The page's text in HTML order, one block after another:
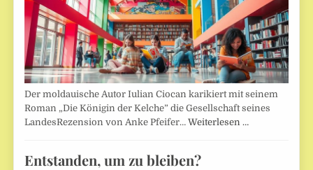
Der moldauische Autor Iulian Ciocan karikiert mit seinem
Roman „Die Königin der Kelche” die Gesellschaft seines
LandesRezension von Anke Pfeifer…Weiterlesen …
Entstanden, um zu bleiben?